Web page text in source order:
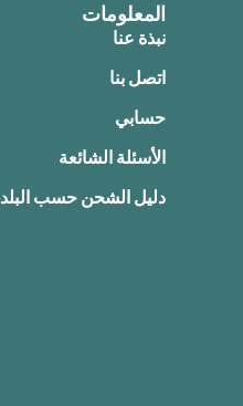
المعلومات
نبذة عنا
اتصل بنا
حسابي
الأسئلة الشائعة
دليل الشحن حسب البلد